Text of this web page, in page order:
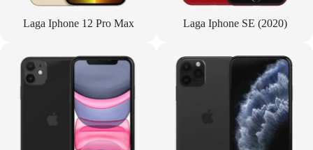
Laga Iphone 12 Pro Max Laga Iphone SE (2020)